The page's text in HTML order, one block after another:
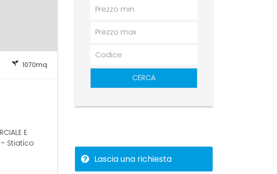
1070mq
E
– Stiatico
CERCA
Lascia una richiesta